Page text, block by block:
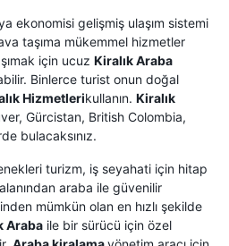
ekonomisi gelişmiş ulaşım sistemi
taşıma mükemmel hizmetler
için ucuz Kiralık Araba
Binlerce turist onun doğal
Hizmetlerikullanın. Kiralık
Gürcistan, British Colombia,
bulacaksınız.
turizm, iş seyahati için hitap
araba ile güvenilir
mümkün olan en hızlı şekilde
Araba ile bir sürücü için özel